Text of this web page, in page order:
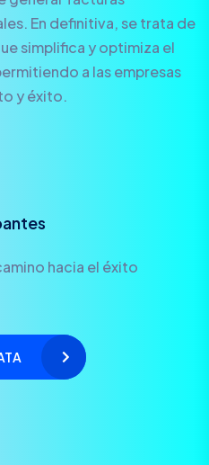
En definitiva, se trata de
simplifica y optimiza el
a las empresas
y éxito.
hacia el éxito